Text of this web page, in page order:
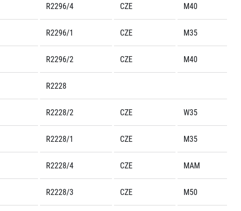
R2296/4 CZE M40
R2296/1 CZE M35
R2296/2 CZE M40
R2228
R2228/2 CZE W35
R2228/1 CZE M35
R2228/4 CZE MAM
R2228/3 CZE M50